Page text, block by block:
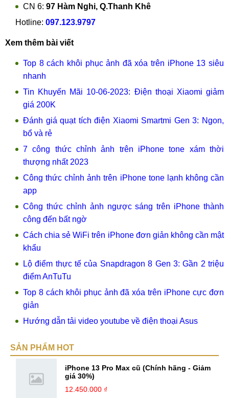
CN 6: 97 Hàm Nghi, Q.Thanh Khê
Hotline: 097.123.9797
Xem thêm bài viết
Top 8 cách khôi phục ảnh đã xóa trên iPhone 13 siêu
nhanh
Tin Khuyến Mãi 10-06-2023: Điện thoại Xiaomi giảm
giá 200K
Đánh giá quạt tích điện Xiaomi Smartmi Gen 3: Ngon,
bổ và rẻ
7 công thức chỉnh ảnh trên iPhone tone xám thời
thượng nhất 2023
Công thức chỉnh ảnh trên iPhone tone lạnh không cần
app
Công thức chỉnh ảnh ngược sáng trên iPhone thành
công đến bất ngờ
Cách chia sẻ WiFi trên iPhone đơn giản không cần mật
khẩu
Lộ điểm thực tế của Snapdragon 8 Gen 3: Gần 2 triệu
điểm AnTuTu
Top 8 cách khôi phục ảnh đã xóa trên iPhone cực đơn
giản
Hướng dẫn tải video youtube về điện thoại Asus
SẢN PHẨM HOT
iPhone 13 Pro Max cũ (Chính hãng - Giảm
giá 30%)
12.450.000 ₫